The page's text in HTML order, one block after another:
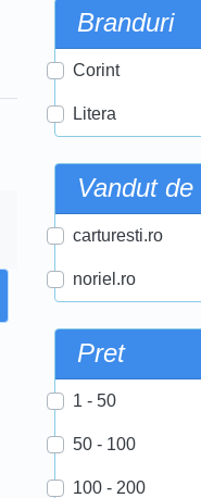
Branduri
Corint
Litera
Vandut de
carturesti.ro
noriel.ro
Pret
1 - 50
50 - 100
100 - 200